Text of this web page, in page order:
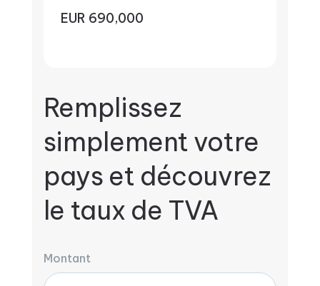
EUR 690,000
Remplissez
simplement votre
pays et découvrez
le taux de TVA
Montant